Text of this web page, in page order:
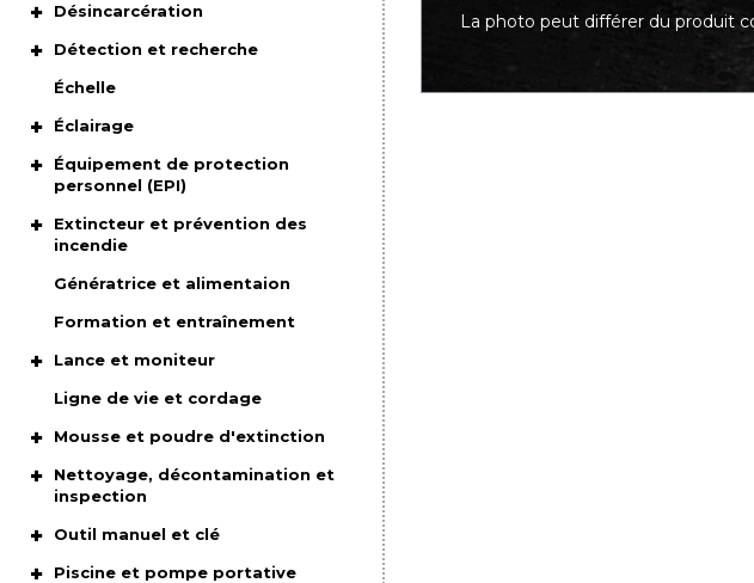
Désincarcération
Détection et recherche
Échelle
Éclairage
Équipement de protection
personnel (EPI)
Extincteur et prévention des
incendie
Génératrice et alimentaion
Formation et entraînement
Lance et moniteur
Ligne de vie et cordage
Mousse et poudre d'extinction
Nettoyage, décontamination et
inspection
Outil manuel et clé
Piscine et pompe portative
La photo peut différer du produit